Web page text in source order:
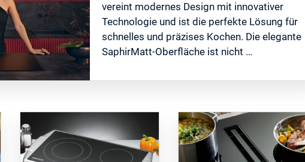
vereint modernes Design mit innovativer
Technologie und ist die perfekte Lösung für
schnelles und präzises Kochen. Die elegante
SaphirMatt-Oberfläche ist nicht …